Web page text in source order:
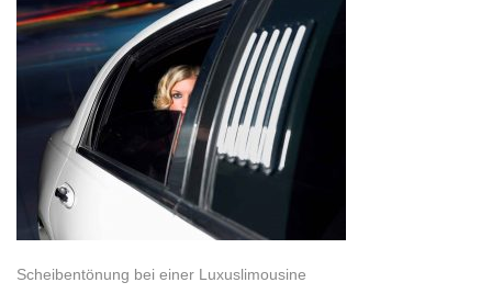
Scheibentönung bei einer Luxuslimousine